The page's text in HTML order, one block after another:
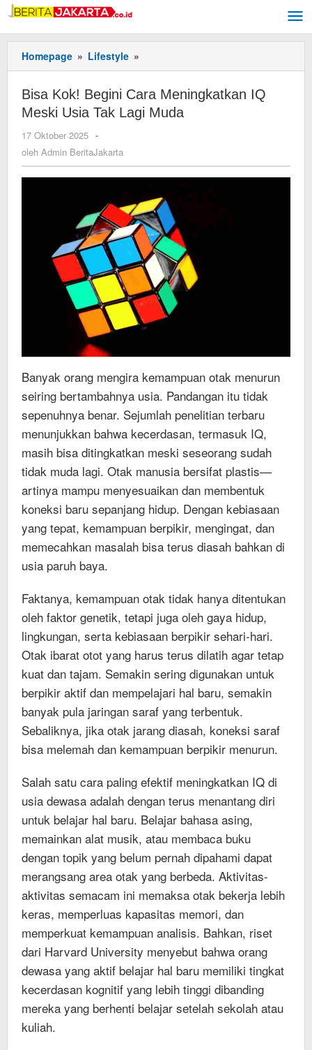
Lewati
ke
konten
Homepage » Lifestyle »
Kok!
Cara
Meningkatkan
Muda
Bisa Kok! Begini Cara Meningkatkan IQ
Meski Usia Tak Lagi Muda
17 Oktober 2025 oleh
Admin
-
oleh Admin BeritaJakarta
Banyak orang mengira kemampuan otak menurun
seiring bertambahnya usia. Pandangan itu tidak
sepenuhnya benar. Sejumlah penelitian terbaru
menunjukkan bahwa kecerdasan, termasuk IQ,
masih bisa ditingkatkan meski seseorang sudah
tidak muda lagi. Otak manusia bersifat plastis—
artinya mampu menyesuaikan dan membentuk
koneksi baru sepanjang hidup. Dengan kebiasaan
yang tepat, kemampuan berpikir, mengingat, dan
memecahkan masalah bisa terus diasah bahkan di
usia paruh baya.
Faktanya, kemampuan otak tidak hanya ditentukan
oleh faktor genetik, tetapi juga oleh gaya hidup,
lingkungan, serta kebiasaan berpikir sehari-hari.
Otak ibarat otot yang harus terus dilatih agar tetap
kuat dan tajam. Semakin sering digunakan untuk
berpikir aktif dan mempelajari hal baru, semakin
banyak pula jaringan saraf yang terbentuk.
Sebaliknya, jika otak jarang diasah, koneksi saraf
bisa melemah dan kemampuan berpikir menurun.
Salah satu cara paling efektif meningkatkan IQ di
usia dewasa adalah dengan terus menantang diri
untuk belajar hal baru. Belajar bahasa asing,
memainkan alat musik, atau membaca buku
dengan topik yang belum pernah dipahami dapat
merangsang area otak yang berbeda. Aktivitas-
aktivitas semacam ini memaksa otak bekerja lebih
keras, memperluas kapasitas memori, dan
memperkuat kemampuan analisis. Bahkan, riset
dari Harvard University menyebut bahwa orang
dewasa yang aktif belajar hal baru memiliki tingkat
kecerdasan kognitif yang lebih tinggi dibanding
mereka yang berhenti belajar setelah sekolah atau
kuliah.